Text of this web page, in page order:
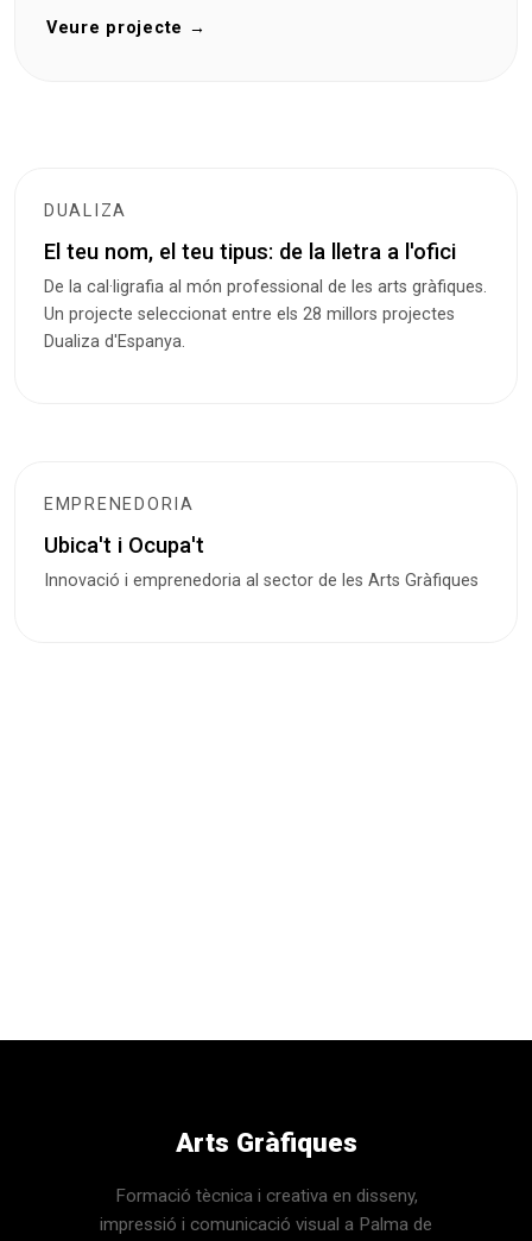
Veure projecte →
DUALIZA
El teu nom, el teu tipus: de la lletra a l'ofici
De la cal·ligrafia al món professional de les arts gràfiques.
Un projecte seleccionat entre els 28 millors projectes
Dualiza d'Espanya.
EMPRENEDORIA
Ubica't i Ocupa't
Innovació i emprenedoria al sector de les Arts Gràfiques
Arts Gràfiques
Formació tècnica i creativa en disseny,
impressió i comunicació visual a Palma de